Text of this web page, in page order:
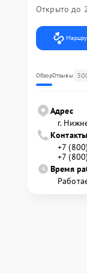
Открыто до
ОбзорОтзывы
Адрес
г.
Контакты
+7
+7
Время